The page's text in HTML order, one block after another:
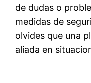
de dudas o
medidas de
olvides que una
aliada en